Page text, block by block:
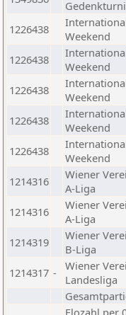
1226438
Weekend
1226438
Weekend
1226438
Weekend
1226438
Weekend
1226438
Weekend
1214316
Wiener
A-Liga
1214316
Wiener
A-Liga
1214319
Wiener
B-Liga
1214317 -
Wiener
Landesliga
Elozahl per